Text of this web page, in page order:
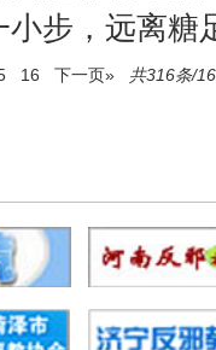
小步，远离糖
16 下一页» 共316条/